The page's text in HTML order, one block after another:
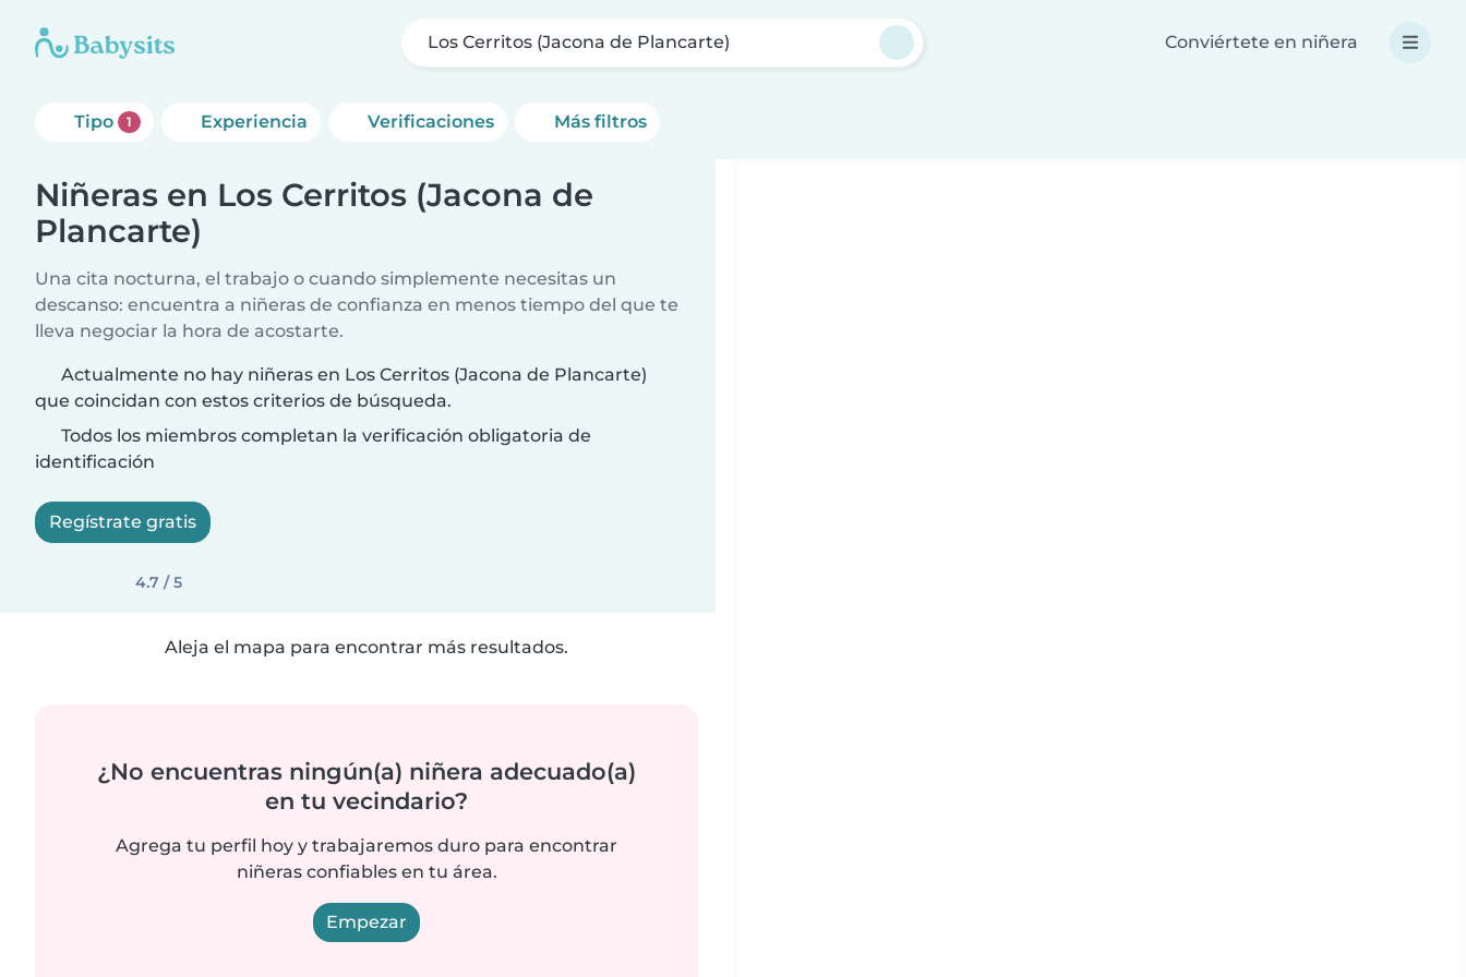
Los Cerritos (Jacona de Plancarte) Conviértete en niñera
Tipo 1 Experiencia Verificaciones Más filtros
Niñeras en Los Cerritos (Jacona de
Plancarte)
Una cita nocturna, el trabajo o cuando simplemente necesitas un
descanso: encuentra a niñeras de confianza en menos tiempo del que te
lleva negociar la hora de acostarte.
Actualmente no hay niñeras en Los Cerritos (Jacona de Plancarte)
que coincidan con estos criterios de búsqueda.
Todos los miembros completan la verificación obligatoria de
identificación
Regístrate gratis
4.7 / 5
Aleja el mapa para encontrar más resultados.
¿No encuentras ningún(a) niñera adecuado(a)
en tu vecindario?
Agrega tu perfil hoy y trabajaremos duro para encontrar
niñeras confiables en tu área.
Empezar